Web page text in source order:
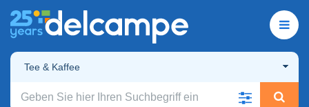
Tee & Kaffee